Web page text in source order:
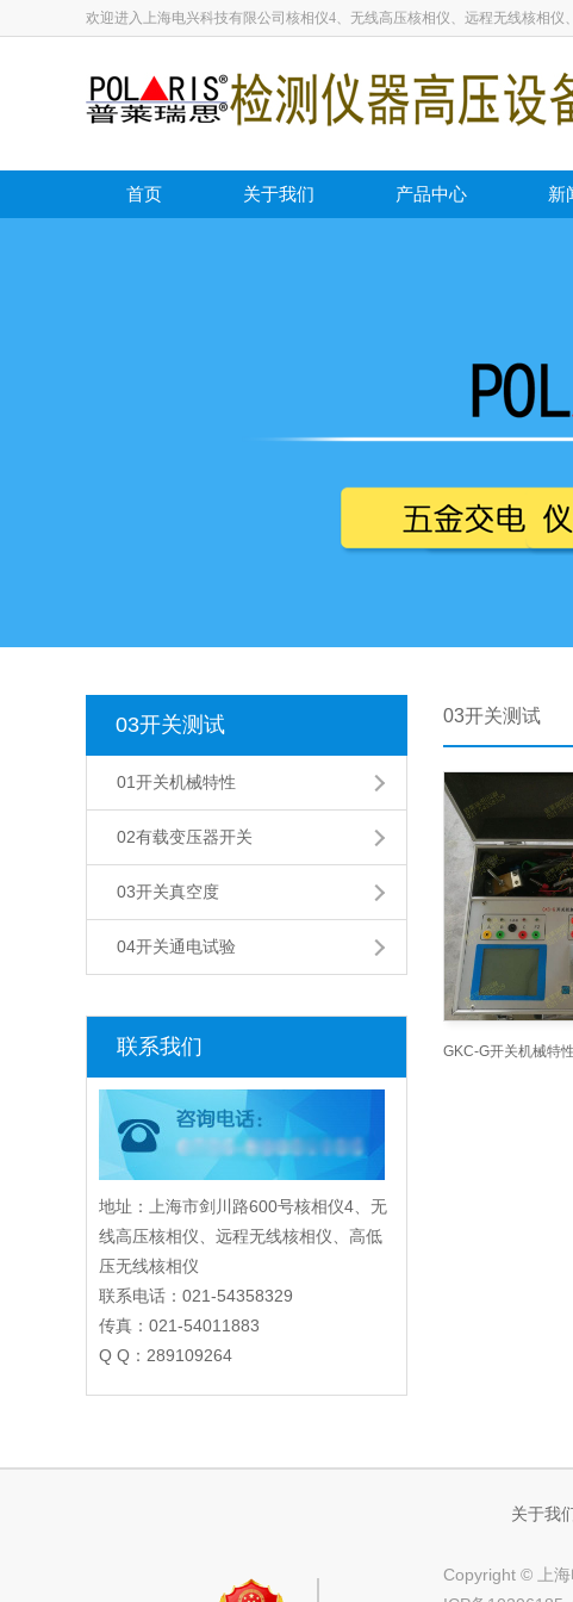
欢迎进入上海电兴科技有限公司核相仪4、无线高压核相仪、远程无线核相仪
首页 关于我们 产品中心 新
03开关测试
01开关机械特性
02有载变压器开关
03开关真空度
04开关通电试验
联系我们
地址：上海市剑川路600号核相仪4、无
线高压核相仪、远程无线核相仪、高低
压无线核相仪
联系电话：021-54358329
传真：021-54011883
Q Q：289109264
03开关测试
关于我
Copyright © 上海